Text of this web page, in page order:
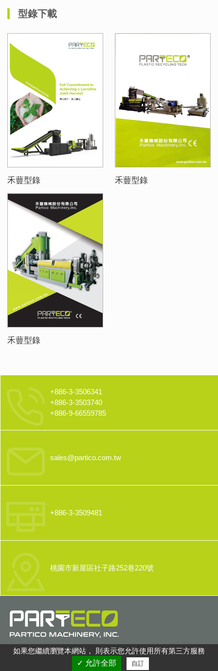
型錄下載
禾蘴型錄 禾蘴型錄
禾蘴型錄
+886-3-3506341
+886-3-3503740
+886-9-66559785
sales@partico.com.tw
+886-3-3509481
桃園市新屋區社子路252巷220號
© 2019 禾蘴機械股份有限公司
如果您繼續瀏覽本網站， 則表示您允許使用所有第三方服務
✓ 允許全部
自訂